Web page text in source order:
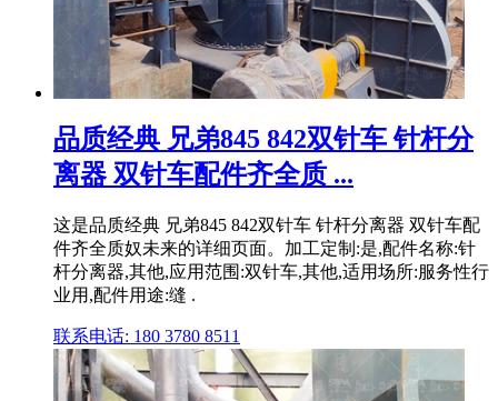
品质经典 兄弟845 842双针车 针杆分
离器 双针车配件齐全质 ...
这是品质经典 兄弟845 842双针车 针杆分离器 双针车配
件齐全质奴未来的详细页面。加工定制:是,配件名称:针
杆分离器,其他,应用范围:双针车,其他,适用场所:服务性行
业用,配件用途:缝 .
联系电话: 180 3780 8511